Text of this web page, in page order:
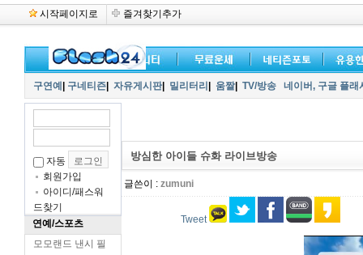
시작페이지로 즐겨찾기추가
구연예 구네티즌 자유게시판| 밀리터리 움짤| TV/방송 네이버, 구글 플
자동
회원가입
아이디/패스워
드찾기
연예/스포츠
모모랜드 낸시 필
방심한 아이들 슈화 라이브방송
글쓴이 : zumuni
Tweet